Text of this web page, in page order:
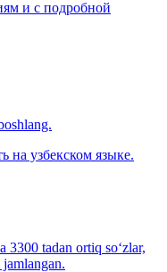
и с подробной
на узбекском языке.
3300 tadan ortiq so‘zlar,